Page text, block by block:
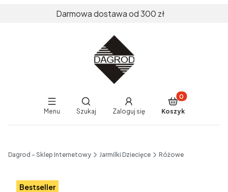
Darmowa dostawa od 300 zł
Menu
Otwórz wyszukiwarkę
Szukaj Zaloguj się
Produkty w
Koszyk
Dagrod - Sklep Internetowy Jarmilki Dziecięce Różowe
Etykiety
Bestseller